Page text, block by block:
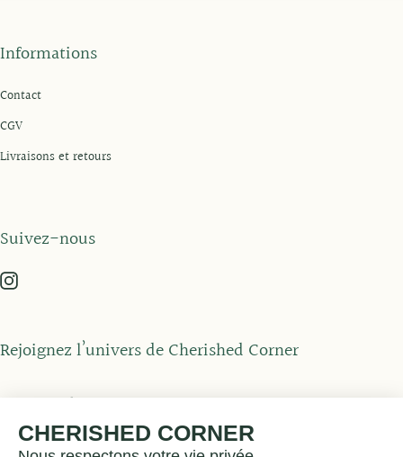
Informations
Contact
CGV
Livraisons et retours
Suivez-nous
Rejoignez l’univers de Cherished Corner
CHERISHED CORNER